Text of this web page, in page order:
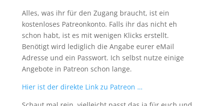
Alles, was ihr für den Zugang braucht, ist ein
kostenloses Patreonkonto. Falls ihr das nicht eh
schon habt, ist es mit wenigen Klicks erstellt.
Benötigt wird lediglich die Angabe eurer eMail
Adresse und ein Passwort. Ich selbst nutze einige
Angebote in Patreon schon lange.
Hier ist der direkte Link zu Patreon …